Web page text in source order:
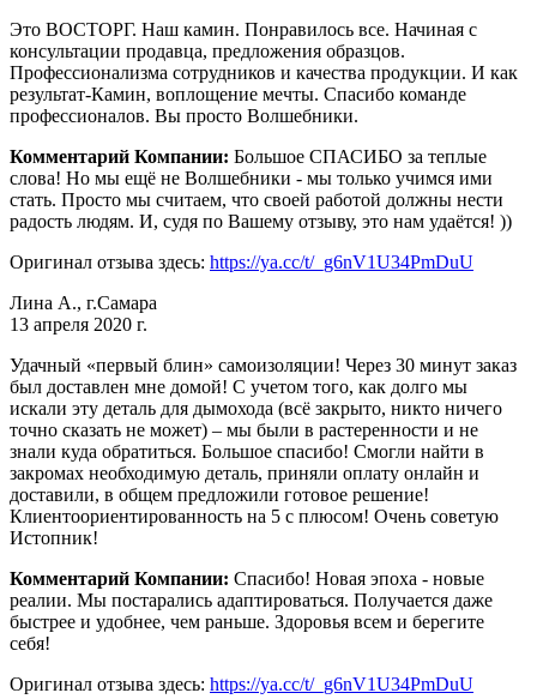
Это ВОСТОРГ. Наш камин. Понравилось все. Начиная с
консультации продавца, предложения образцов.
Профессионализма сотрудников и качества продукции. И как
результат-Камин, воплощение мечты. Спасибо команде
профессионалов. Вы просто Волшебники.
Комментарий Компании: Большое СПАСИБО за теплые
слова! Но мы ещё не Волшебники - мы только учимся ими
стать. Просто мы считаем, что своей работой должны нести
радость людям. И, судя по Вашему отзыву, это нам удаётся! ))
Оригинал отзыва здесь: https://ya.cc/t/_g6nV1U34PmDuU
Лина А., г.Самара
13 апреля 2020 г.
Удачный «первый блин» самоизоляции! Через 30 минут заказ
был доставлен мне домой! С учетом того, как долго мы
искали эту деталь для дымохода (всё закрыто, никто ничего
точно сказать не может) – мы были в растеренности и не
знали куда обратиться. Большое спасибо! Смогли найти в
закромах необходимую деталь, приняли оплату онлайн и
доставили, в общем предложили готовое решение!
Клиентоориентированность на 5 с плюсом! Очень советую
Истопник!
Комментарий Компании: Спасибо! Новая эпоха - новые
реалии. Мы постарались адаптироваться. Получается даже
быстрее и удобнее, чем раньше. Здоровья всем и берегите
себя!
Оригинал отзыва здесь: https://ya.cc/t/_g6nV1U34PmDuU